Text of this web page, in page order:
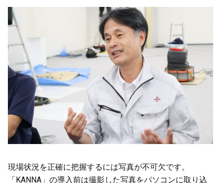
現場状況を正確に把握するには写真が不可欠です。
「KANNA」の導入前は撮影した写真をパソコンに取り込